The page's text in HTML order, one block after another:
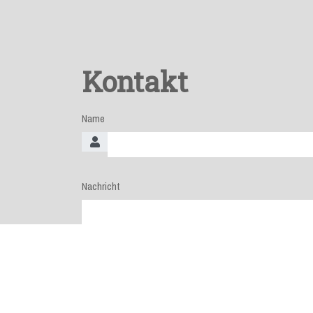
Kontakt
Name
Nachricht